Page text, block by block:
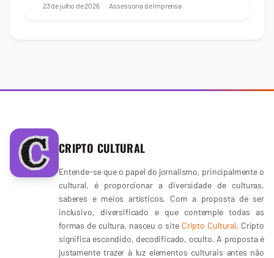
23 de julho de 2026 Assessoria de Imprensa
CRIPTO CULTURAL
Entende-se que o papel do jornalismo, principalmente o
cultural, é proporcionar a diversidade de culturas,
saberes e meios artísticos. Com a proposta de ser
inclusivo, diversificado e que contemple todas as
formas de cultura, nasceu o site Cripto Cultural. Cripto
significa escondido, decodificado, oculto. A proposta é
justamente trazer à luz elementos culturais antes não